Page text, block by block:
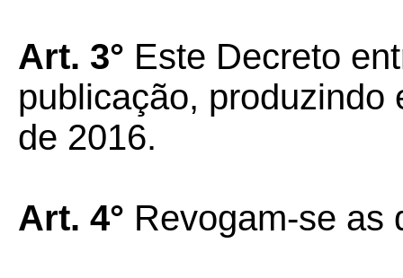
Art. 3° Este Decreto
publicação, produzindo
de 2016.
Art. 4° Revogam-se as